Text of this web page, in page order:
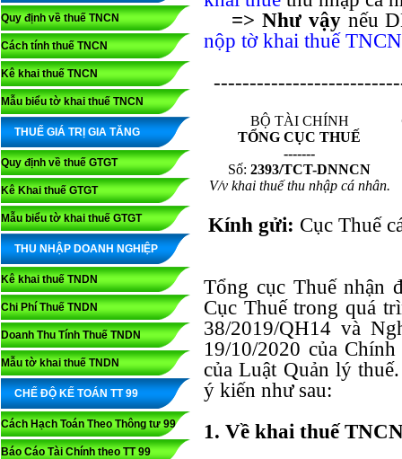
Quy định về thuế TNCN
Cách tính thuế TNCN
Kê khai thuế TNCN
Mẫu biểu tờ khai thuế TNCN
THUẾ GIÁ TRỊ GIA TĂNG
Quy định về thuế GTGT
Kê Khai thuế GTGT
Mẫu biểu tờ khai thuế GTGT
THU NHẬP DOANH NGHIỆP
Kê khai thuế TNDN
Chi Phí Thuế TNDN
Doanh Thu Tính Thuế TNDN
Mẫu tờ khai thuế TNDN
CHẾ ĐỘ KẾ TOÁN TT 99
Cách Hạch Toán Theo Thông tư 99
Báo Cáo Tài Chính theo TT 99
=> Như vậynếu
nộp tờ khai thuế TNCN
BỘ TÀI CHÍNH
TỔNG CỤC THUẾ
-------
Số: 2393/TCT-DNNCN
V/v khai thuế thu nhập cá nhân.
Kính gửi: Cục Thuế
Tổng cục Thuế nhận
Cục Thuế trong quá
38/2019/QH14 và
19/10/2020 của
của Luật Quản lý
ý kiến như sau:
1. Về khai thuế